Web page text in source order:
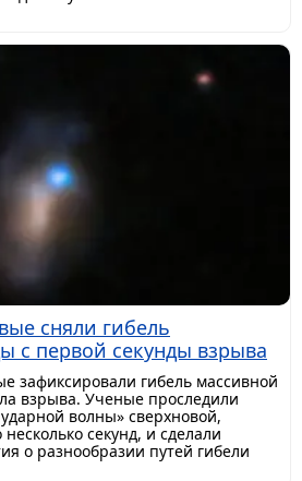
сняли гибель
с первой секунды взрыва
зафиксировали гибель массивной
взрыва. Ученые проследили
волны» сверхновой,
секунд, и сделали
о разнообразии путей гибели